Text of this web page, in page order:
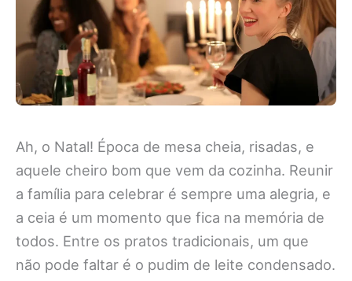
Ah, o Natal! Época de mesa cheia, risadas, e
aquele cheiro bom que vem da cozinha. Reunir
a família para celebrar é sempre uma alegria, e
a ceia é um momento que fica na memória de
todos. Entre os pratos tradicionais, um que
não pode faltar é o pudim de leite condensado.